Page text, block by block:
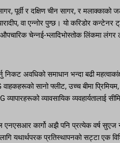
पूर्वी र दक्षिण चीन सागर, र
वा एन्नोर पुग्छ। यो करिडोर कन्टेनर
चेन्नई-भ्लादिभोस्तोक लिंकमा लंगर
निकट अवधिको समाधान भन्दा बढी
सानो फ्लीट, उच्च बीमा
व्यावसायिक व्यवहार्यतालाई
कार्गो अझै पनि प्रत्येक वर्ष सुएज
यथार्थपरक प्रतिस्थापनको सट्टा एक